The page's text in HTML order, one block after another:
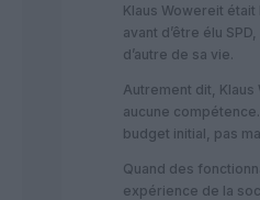
Klaus Wowereit
avant d’être élu
d’autre de sa vie.
Autrement dit, Klaus
aucune
budget initial, pas
Quand des
expérience de la